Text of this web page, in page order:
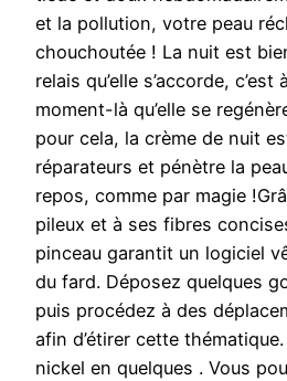
et la pollution, votre peau
chouchoutée ! La nuit est
relais qu’elle s’accorde,
moment-là qu’elle se
pour cela, la crème de nuit
réparateurs et pénètre la
repos, comme par magie
pileux et à ses fibres
pinceau garantit un logiciel
du fard. Déposez quelques
puis procédez à des
afin d’étirer cette
nickel en quelques . Vous